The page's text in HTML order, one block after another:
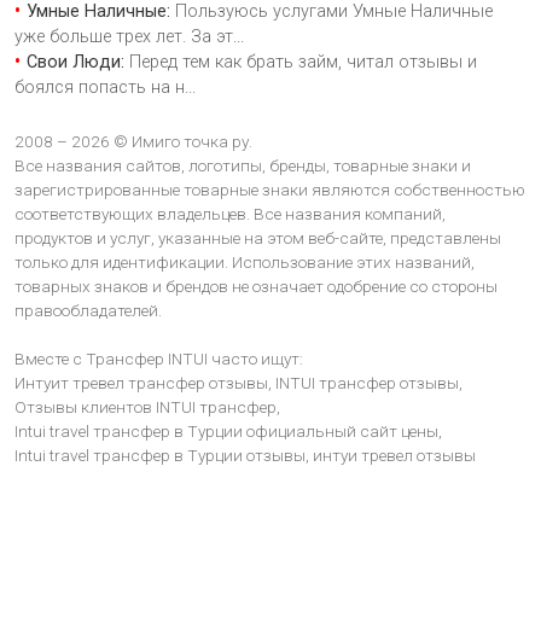
Умные Наличные: Пользуюсь услугами Умные Наличные
уже больше трех лет. За эт...
Свои Люди: Перед тем как брать займ, читал отзывы и
боялся попасть на н...
2008 – 2026 © Имиго точка ру.
Все названия сайтов, логотипы, бренды, товарные знаки и
зарегистрированные товарные знаки являются собственностью
соответствующих владельцев. Все названия компаний,
продуктов и услуг, указанные на этом веб-сайте, представлены
только для идентификации. Использование этих названий,
товарных знаков и брендов не означает одобрение со стороны
правообладателей.
Вместе с Трансфер INTUI часто ищут:
Интуит тревел трансфер отзывы, INTUI трансфер отзывы,
Отзывы клиентов INTUI трансфер,
Intui travel трансфер в Турции официальный сайт цены,
Intui travel трансфер в Турции отзывы, интуи тревел отзывы